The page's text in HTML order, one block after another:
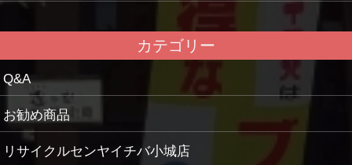
カテゴリー
Q&A
お勧め商品
リサイクルセンヤイチバ小城店